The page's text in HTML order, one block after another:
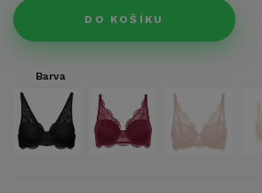
DO KOŠÍKU
Barva